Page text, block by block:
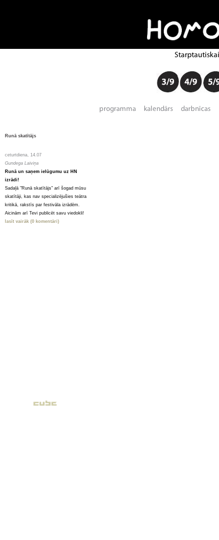
Runā skatītājs
ceturtdiena, 14.07
Gundega Laiviņa
Runā un saņem ielūgumu uz HN
izrādi!
Sadaļā "Runā skatītājs" arī šogad mūsu
skatītāji, kas nav specializējušies teātra
kritikā, rakstīs par festivāla izrādēm.
Aicinām arī Tevi publicēt savu viedokli!
lasīt vairāk (0 komentāri)